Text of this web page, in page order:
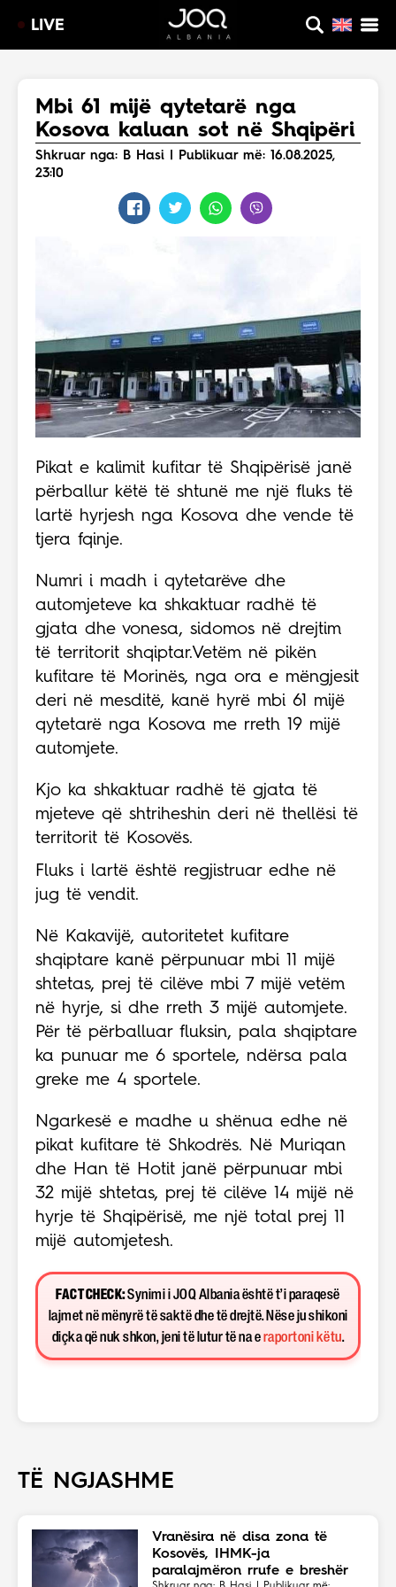
LIVE
Mbi 61 mijë qytetarë nga
Kosova kaluan sot në Shqipëri
Shkruar nga: B Hasi | Publikuar më: 16.08.2025,
23:10
Pikat e kalimit kufitar të Shqipërisë janë
përballur këtë të shtunë me një fluks të
lartë hyrjesh nga Kosova dhe vende të
tjera fqinje.
Numri i madh i qytetarëve dhe
automjeteve ka shkaktuar radhë të
gjata dhe vonesa, sidomos në drejtim
të territorit shqiptar.Vetëm në pikën
kufitare të Morinës, nga ora e mëngjesit
deri në mesditë, kanë hyrë mbi 61 mijë
qytetarë nga Kosova me rreth 19 mijë
automjete.
Kjo ka shkaktuar radhë të gjata të
mjeteve që shtriheshin deri në thellësi të
territorit të Kosovës.
Fluks i lartë është regjistruar edhe në
jug të vendit.
Në Kakavijë, autoritetet kufitare
shqiptare kanë përpunuar mbi 11 mijë
shtetas, prej të cilëve mbi 7 mijë vetëm
në hyrje, si dhe rreth 3 mijë automjete.
Për të përballuar fluksin, pala shqiptare
ka punuar me 6 sportele, ndërsa pala
greke me 4 sportele.
Ngarkesë e madhe u shënua edhe në
pikat kufitare të Shkodrës. Në Muriqan
dhe Han të Hotit janë përpunuar mbi
32 mijë shtetas, prej të cilëve 14 mijë në
hyrje të Shqipërisë, me një total prej 11
mijë automjetesh.
FACT CHECK:Synimi i JOQ Albania është t’i paraqesë
lajmet në mënyrë të saktë dhe të drejtë. Nëse ju shikoni
diçka që nuk shkon, jeni të lutur të na e raportoni këtu.
TË NGJASHME
Vranësira në disa zona të
Kosovës, IHMK-ja
paralajmëron rrufe e breshër